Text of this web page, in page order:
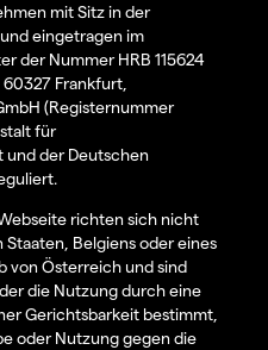
mit Sitz in der
eingetragen im
der Nummer HRB 115624
Frankfurt,
(Registernummer
für
und der Deutschen
richten sich nicht
Belgiens oder eines
von Österreich und sind
die Nutzung durch eine
Gerichtsbarkeit bestimmt,
oder Nutzung gegen die